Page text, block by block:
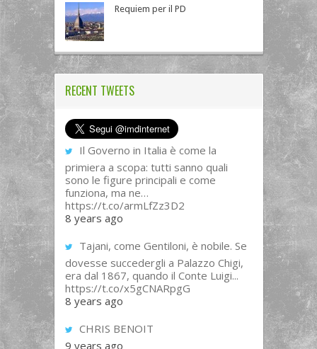
Requiem per il PD
RECENT TWEETS
Il Governo in Italia è come la
primiera a scopa: tutti sanno quali
sono le figure principali e come
funziona, ma ne…
https://t.co/armLfZz3D2
8 years ago
Tajani, come Gentiloni, è nobile. Se
dovesse succedergli a Palazzo Chigi,
era dal 1867, quando il Conte Luigi...
https://t.co/x5gCNARpgG
8 years ago
CHRIS BENOIT
9 years ago